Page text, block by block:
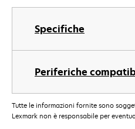
Specifiche
Periferiche
Tutte le informazioni fornite sono
Lexmark non è responsabile per